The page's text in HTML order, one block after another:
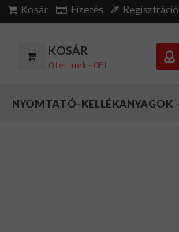
Kosár Fizetés Regisztráció
KOSÁR
0 termék - 0Ft
NYOMTATÓ-KELLÉKANYAGOK